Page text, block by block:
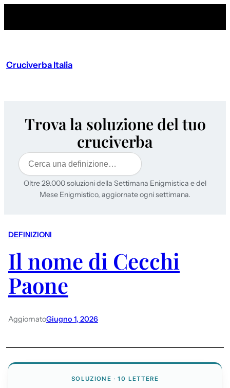
Cruciverba Italia
Trova la soluzione del tuo
cruciverba
Cerca
Oltre 29.000 soluzioni della Settimana Enigmistica e del
Mese Enigmistico, aggiornate ogni settimana.
DEFINIZIONI
Il nome di Cecchi
Paone
AggiornatoGiugno 1, 2026
SOLUZIONE · 10 LETTERE